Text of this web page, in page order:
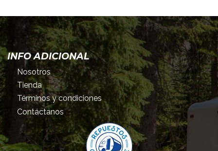
INFO ADICIONAL
Nosotros
Tienda
Términos y condiciones
Contáctanos